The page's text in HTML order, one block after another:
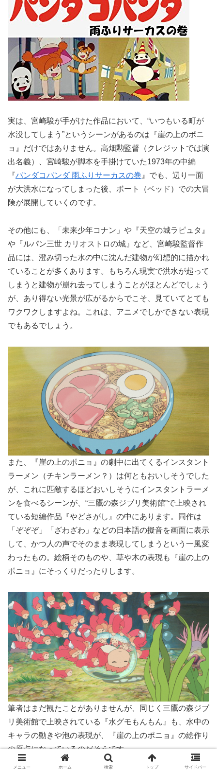
実は、宮崎駿が手がけた作品において、“いつもいる町が
水没してしまう”というシーンがあるのは『崖の上のポニ
ョ』だけではありません。高畑勲監督（クレジットでは演
出名義）、宮崎駿が脚本を手掛けていた1973年の中編
『パンダコパンダ 雨ふりサーカスの巻 』でも、辺り一面
が大洪水になってしまった後、ボート（ベッド）での大冒
険が展開していくのです。
その他にも、「未来少年コナン」や『天空の城ラピュタ』
や『ルパン三世 カリオストロの城』など、宮崎駿監督作
品には、澄み切った水の中に沈んだ建物が幻想的に描かれ
ていることが多くあります。もちろん現実で洪水が起って
しまうと建物が崩れ去ってしまうことがほとんどでしょう
が、あり得ない光景が広がるからでこそ、見ていてとても
ワクワクしますよね。これは、アニメでしかできない表現
でもあるでしょう。
また、『崖の上のポニョ』の劇中に出てくるインスタント
ラーメン（チキンラーメン？）は何ともおいしそうでした
が、これに匹敵するほどおいしそうにインスタントラーメ
ンを食べるシーンが、“三鷹の森ジブリ美術館”で上映され
ている短編作品『やどさがし』の中にあります。同作は
「ぞぞぞ」「ざわざわ」などの日本語の擬音を画面に表示
して、かつ人の声でそのまま表現してしまうという一風変
わったもの。絵柄そのものや、草や木の表現も『崖の上の
ポニョ』にそっくりだったりします。
筆者はまだ観たことがありませんが、同じく三鷹の森ジブ
リ美術館で上映されている『水グモもんもん』も、水中の
キャラの動きや泡の表現が、『崖の上のポニョ』の絵作り
の原点になっているのだそうです。
メニュー ホーム 検索 トップ サイドバー